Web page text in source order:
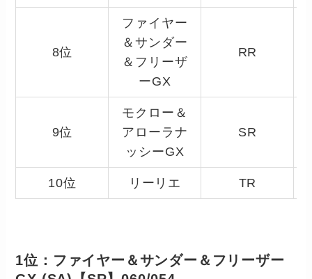
8位
ファイヤー
＆サンダー
＆フリーザ
ーGX
RR
9位
モクロー＆
アローラナ
ッシーGX
SR
10位 リーリエ TR
1位：ファイヤー＆サンダー＆フリーザー